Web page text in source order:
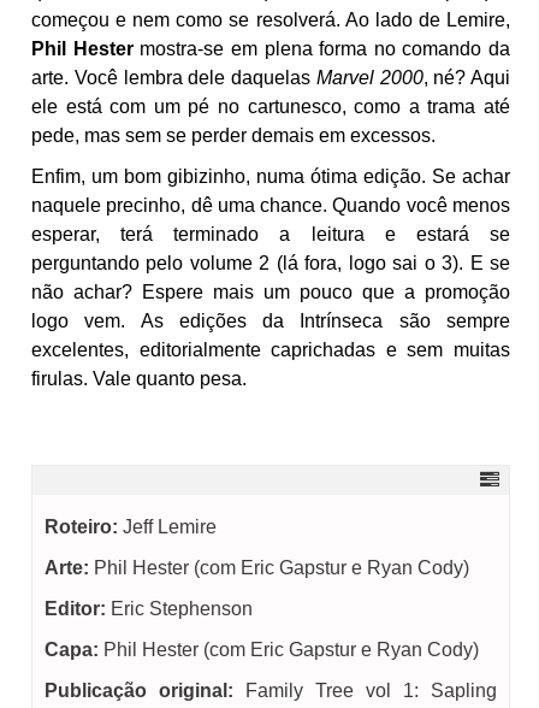
começou e nem como se resolverá. Ao lado de Lemire,
Phil Hestermostra-se em plena forma no comando da
arte. Você lembra dele daquelas Marvel 2000, né? Aqui
ele está com um pé no cartunesco, como a trama até
pede, mas sem se perder demais em excessos.
Enfim, um bom gibizinho, numa ótima edição. Se achar
naquele precinho, dê uma chance. Quando você menos
esperar, terá terminado a leitura e estará se
perguntando pelo volume 2 (lá fora, logo sai o 3). E se
não achar? Espere mais um pouco que a promoção
logo vem. As edições da Intrínseca são sempre
excelentes, editorialmente caprichadas e sem muitas
firulas. Vale quanto pesa.
Roteiro: Jeff Lemire
Arte: Phil Hester (com Eric Gapstur e Ryan Cody)
Editor: Eric Stephenson
Capa: Phil Hester (com Eric Gapstur e Ryan Cody)
Publicação original: Family Tree vol 1: Sapling